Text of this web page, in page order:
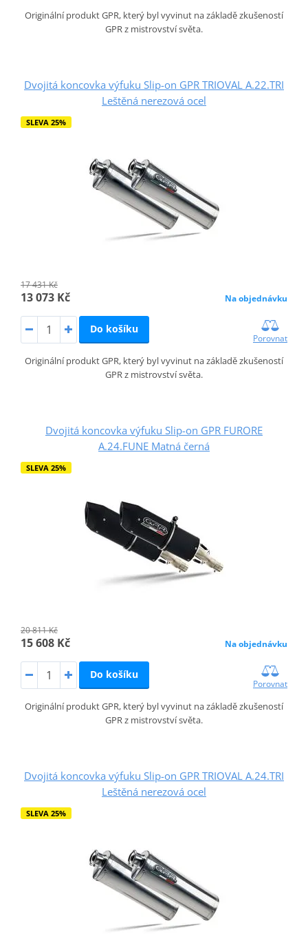
Originální produkt GPR, který byl vyvinut na základě zkušeností
GPR z mistrovství světa.
Dvojitá koncovka výfuku Slip-on GPR TRIOVAL A.22.TRI
Leštěná nerezová ocel
SLEVA 25%
17 431 Kč
13 073 Kč Na objednávku
Do košíku
Porovnat
Originální produkt GPR, který byl vyvinut na základě zkušeností
GPR z mistrovství světa.
Dvojitá koncovka výfuku Slip-on GPR FURORE
A.24.FUNE Matná černá
SLEVA 25%
20 811 Kč
15 608 Kč Na objednávku
Do košíku
Porovnat
Originální produkt GPR, který byl vyvinut na základě zkušeností
GPR z mistrovství světa.
Dvojitá koncovka výfuku Slip-on GPR TRIOVAL A.24.TRI
Leštěná nerezová ocel
SLEVA 25%